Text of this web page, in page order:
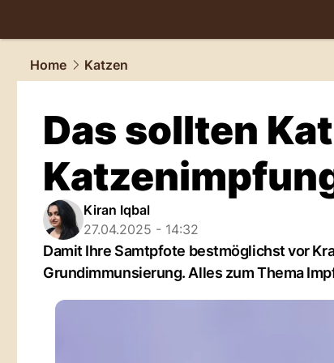
tiere.
Home
Katzen
Das sollten
Kiran Iqbal
27.04.2025 - 14:32
Damit Ihre Samtpfote bestmöglichst vor
Grundimmunsierung. Alles zum Thema